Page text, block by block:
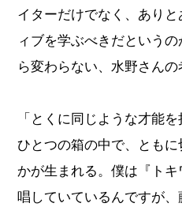
イターだけでなく、あり
ィブを学ぶべきだという
ら変わらない、水野さんの
「とくに同じような才能
ひとつの箱の中で、とも
かが生まれる。僕は『ト
唱していているんですが